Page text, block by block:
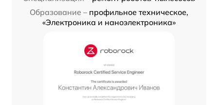
Образование – профильное техническое,
«Электроника и наноэлектроника»